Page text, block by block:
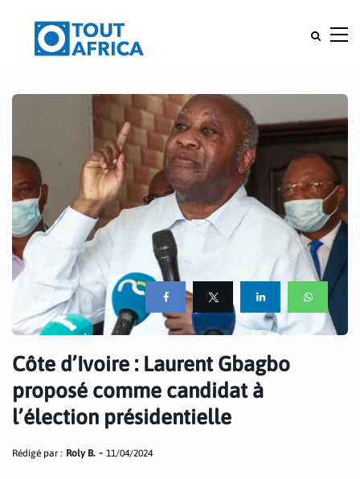
Côte d’Ivoire : Laurent Gbagbo
proposé comme candidat à
l’élection présidentielle
Rédigé par : Roly B. 11/04/2024